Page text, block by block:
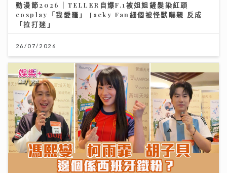
動漫節2026｜TELLER自爆F.1被姐姐鏟髮染紅頭
cosplay「我愛羅」 Jacky Fan細個被怪獸嚇親 反成
「拉打迷」
26/07/2026